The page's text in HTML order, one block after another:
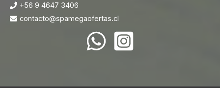
+56 9 4647 3406
contacto@spamegaofertas.cl